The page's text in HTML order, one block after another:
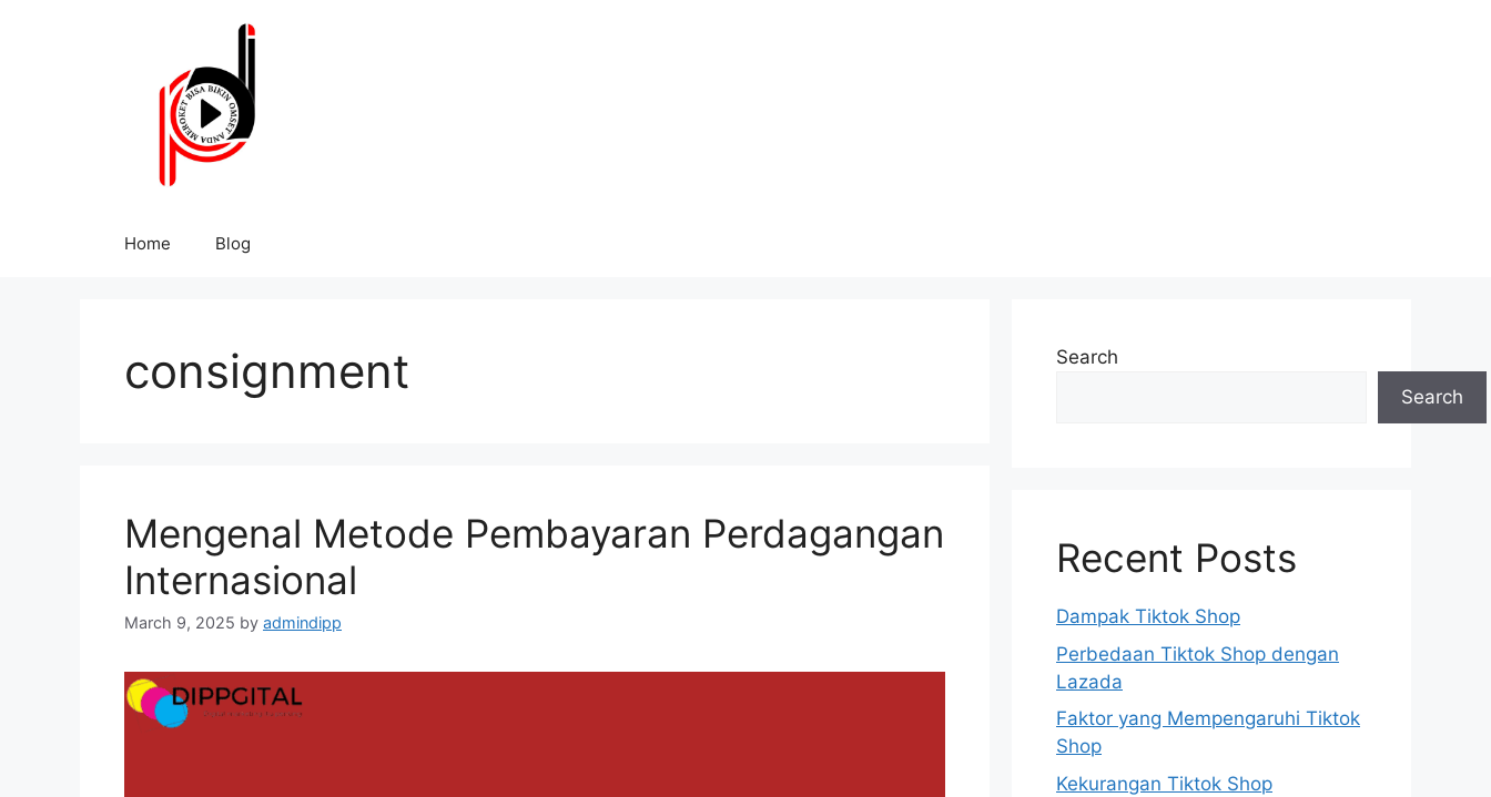
Home Blog
consignment
Mengenal Metode Pembayaran Perdagangan
Internasional
March 9, 2025 by admindipp
Search
Search
Recent Posts
Dampak Tiktok Shop
Perbedaan Tiktok Shop dengan
Lazada
Faktor yang Mempengaruhi Tiktok
Shop
Kekurangan Tiktok Shop